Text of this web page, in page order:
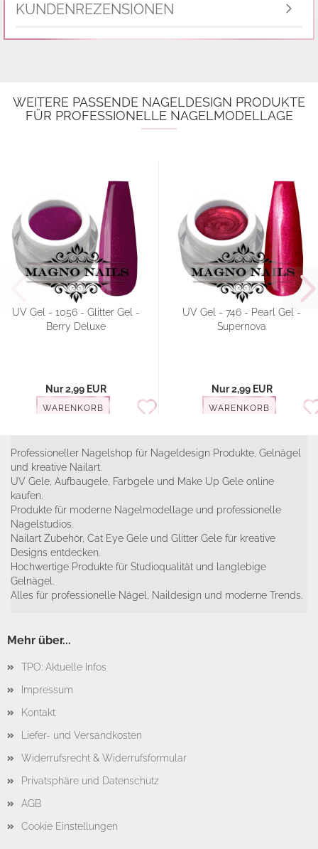
KUNDENREZENSIONEN
WEITERE PASSENDE NAGELDESIGN PRODUKTE
FÜR PROFESSIONELLE NAGELMODELLAGE
UV Gel - 1056 - Glitter Gel -
Berry Deluxe
Nur 2,99 EUR
WARENKORB
UV Gel - 746 - Pearl Gel -
Supernova
Nur 2,99 EUR
WARENKORB
Professioneller Nagelshop für Nageldesign Produkte, Gelnägel
und kreative Nailart.
UV Gele, Aufbaugele, Farbgele und Make Up Gele online
kaufen.
Produkte für moderne Nagelmodellage und professionelle
Nagelstudios.
Nailart Zubehör, Cat Eye Gele und Glitter Gele für kreative
Designs entdecken.
Hochwertige Produkte für Studioqualität und langlebige
Gelnägel.
Alles für professionelle Nägel, Naildesign und moderne Trends.
Mehr über...
TPO: Aktuelle Infos
Impressum
Kontakt
Liefer- und Versandkosten
Widerrufsrecht & Widerrufsformular
Privatsphäre und Datenschutz
AGB
Cookie Einstellungen